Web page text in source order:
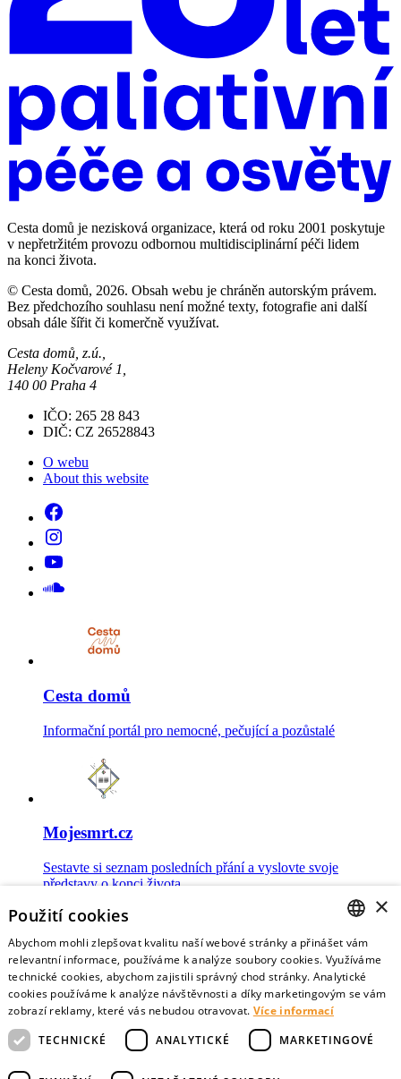
Cesta domů je nezisková organizace, která od roku 2001 poskytuje
v nepřetržitém provozu odbornou multidisciplinární péči lidem
na konci života.
© Cesta domů, 2026. Obsah webu je chráněn autorským právem.
Bez předchozího souhlasu není možné texty, fotografie ani další
obsah dále šířit či komerčně využívat.
Cesta domů, z.ú.,
Heleny Kočvarové 1,
140 00 Praha 4
IČO: 265 28 843
DIČ: CZ 26528843
O webu
About this website
Cesta domů
Informační portál pro nemocné, pečující a pozůstalé
Mojesmrt.cz
Sestavte si seznam posledních přání a vyslovte svoje
představy o konci života
Data o umírání
Nejnovější data o postojích veřejnosti a zdravotníků k umírání
CZECH
ENGLISH
×
Použití cookies
Abychom mohli zlepšovat kvalitu naší webové stránky a přinášet vám
relevantní informace, používáme k analýze soubory cookies. Využíváme
technické cookies, abychom zajistili správný chod stránky. Analytické
cookies používáme k analýze návštěvnosti a díky marketingovým se vám
zobrazí reklamy, které vás nebudou otravovat. Více informací
TECHNICKÉ
ANALYTICKÉ MARKETINGOVÉ